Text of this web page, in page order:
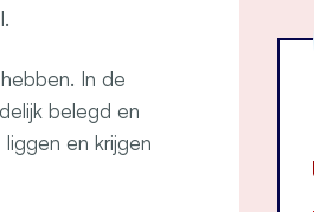
In de
belegd en
en krijgen